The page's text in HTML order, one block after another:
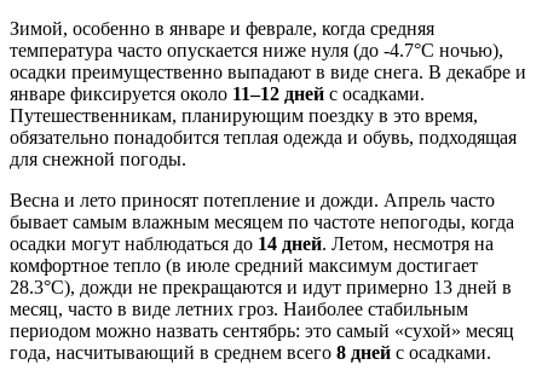
Зимой, особенно в январе и феврале, когда средняя
температура часто опускается ниже нуля (до -4.7°C ночью),
осадки преимущественно выпадают в виде снега. В декабре и
январе фиксируется около 11–12 дней с осадками.
Путешественникам, планирующим поездку в это время,
обязательно понадобится теплая одежда и обувь, подходящая
для снежной погоды.
Весна и лето приносят потепление и дожди. Апрель часто
бывает самым влажным месяцем по частоте непогоды, когда
осадки могут наблюдаться до 14 дней. Летом, несмотря на
комфортное тепло (в июле средний максимум достигает
28.3°C), дожди не прекращаются и идут примерно 13 дней в
месяц, часто в виде летних гроз. Наиболее стабильным
периодом можно назвать сентябрь: это самый «сухой» месяц
года, насчитывающий в среднем всего 8 дней с осадками.